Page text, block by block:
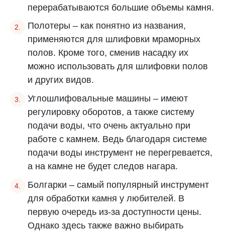
перерабатываются большие объемы камня.
Полотеры – как понятно из названия,
применяются для шлифовки мраморных
полов. Кроме того, сменив насадку их
можно использовать для шлифовки полов
и других видов.
Углошлифовальные машины – имеют
регулировку оборотов, а также систему
подачи воды, что очень актуально при
работе с камнем. Ведь благодаря системе
подачи воды инструмент не перегревается,
а на камне не будет следов нагара.
Болгарки – самый популярный инструмент
для обработки камня у любителей. В
первую очередь из-за доступности цены.
Однако здесь также важно выбирать